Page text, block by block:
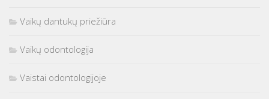
Vaikų dantukų priežiūra
Vaikų odontologija
Vaistai odontologijoje